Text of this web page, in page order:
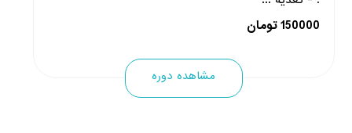
150000 تومان
مشاهده دوره